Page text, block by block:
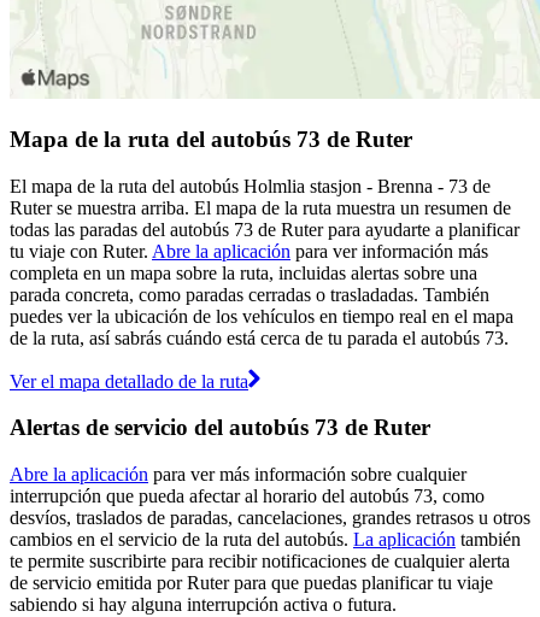
Mapa de la ruta del autobús 73 de Ruter
El mapa de la ruta del autobús Holmlia stasjon - Brenna - 73 de
Ruter se muestra arriba. El mapa de la ruta muestra un resumen de
todas las paradas del autobús 73 de Ruter para ayudarte a planificar
tu viaje con Ruter. Abre la aplicación para ver información más
completa en un mapa sobre la ruta, incluidas alertas sobre una
parada concreta, como paradas cerradas o trasladadas. También
puedes ver la ubicación de los vehículos en tiempo real en el mapa
de la ruta, así sabrás cuándo está cerca de tu parada el autobús 73.
Ver el mapa detallado de la ruta
Alertas de servicio del autobús 73 de Ruter
Abre la aplicación para ver más información sobre cualquier
interrupción que pueda afectar al horario del autobús 73, como
desvíos, traslados de paradas, cancelaciones, grandes retrasos u otros
cambios en el servicio de la ruta del autobús. La aplicación también
te permite suscribirte para recibir notificaciones de cualquier alerta
de servicio emitida por Ruter para que puedas planificar tu viaje
sabiendo si hay alguna interrupción activa o futura.